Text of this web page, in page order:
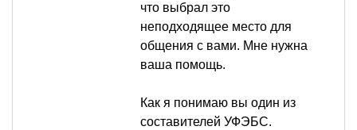
что выбрал это
неподходящее место для
общения с вами. Мне нужна
ваша помощь.
Как я понимаю вы один из
составителей УФЭБС.